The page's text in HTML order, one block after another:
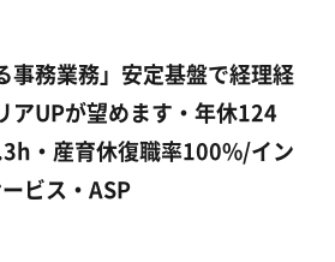
事務業務」安定基盤で経理経
アUPが望めます・年休124
・産育休復職率100%/イン
ビス・ASP